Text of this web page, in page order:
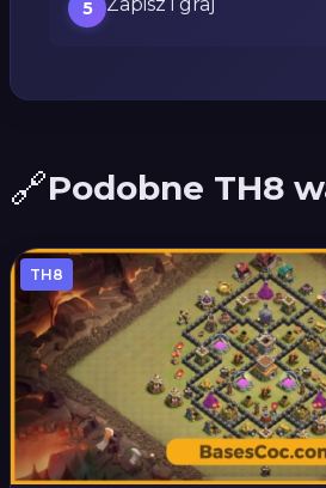
5
🔗Podobne TH8
TH8